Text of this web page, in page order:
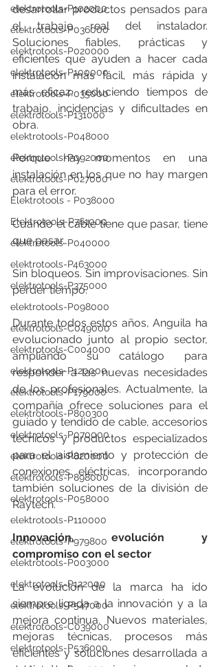
elektrotools-P102000
elektrotools-P036000
elektrotools-P020000
elektrotools-P100000
elektrotools-P035000
elektrotools-P131000
elektrotools-P048000
elektrotools-P092000
elektrotools-P027000
Elektrotools - P038000
Elektrotools-P761000
elektrotools-P040000
elektrotools-P463000
elektrotools-P375000
elektrotools-P098000
elektrotools-C049000
elektrotools-C004000
elektrotools-P120000
elektrotools-P179000
elektrotools-P800300
elektrotools-P070000
elektrotools-P820000
elektrotools-P898000
elektrotools-P058000
elektrotools-P110000
elektrotools-P979800
elektrotools-P003000
elektrotools-P122000
elektrotools-P547000
elektrotools-C039000
elektrotools-P536000
desarrollar productos pensados para
el trabajo real del instalador.
Soluciones fiables, prácticas y
eficientes que ayuden a hacer cada
instalación más fácil, más rápida y
más eficaz, reduciendo tiempos de
trabajo, incidencias y dificultades en
obra.
Porque hay momentos en una
instalación en los que no hay margen
para el error.
Cuando el cable tiene que pasar, tiene
que pasar.
Sin bloqueos. Sin improvisaciones. Sin
perder tiempo.
Durante todos estos años, Anguila ha
evolucionado junto al propio sector,
ampliando su catálogo para
responder a las nuevas necesidades
de los profesionales. Actualmente, la
compañía ofrece soluciones para el
guiado y tendido de cable, accesorios
técnicos y productos especializados
para el aislamiento y protección de
conexiones eléctricas, incorporando
también soluciones de la división de
Raytech.
Innovación, evolución y
compromiso con el sector
La evolución de la marca ha ido
siempre ligada a la innovación y a la
mejora continua. Nuevos materiales,
mejoras técnicas, procesos más
eficientes y soluciones desarrollada a